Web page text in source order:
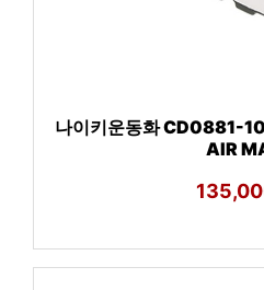
나이키운동화 CD0881-
AIR